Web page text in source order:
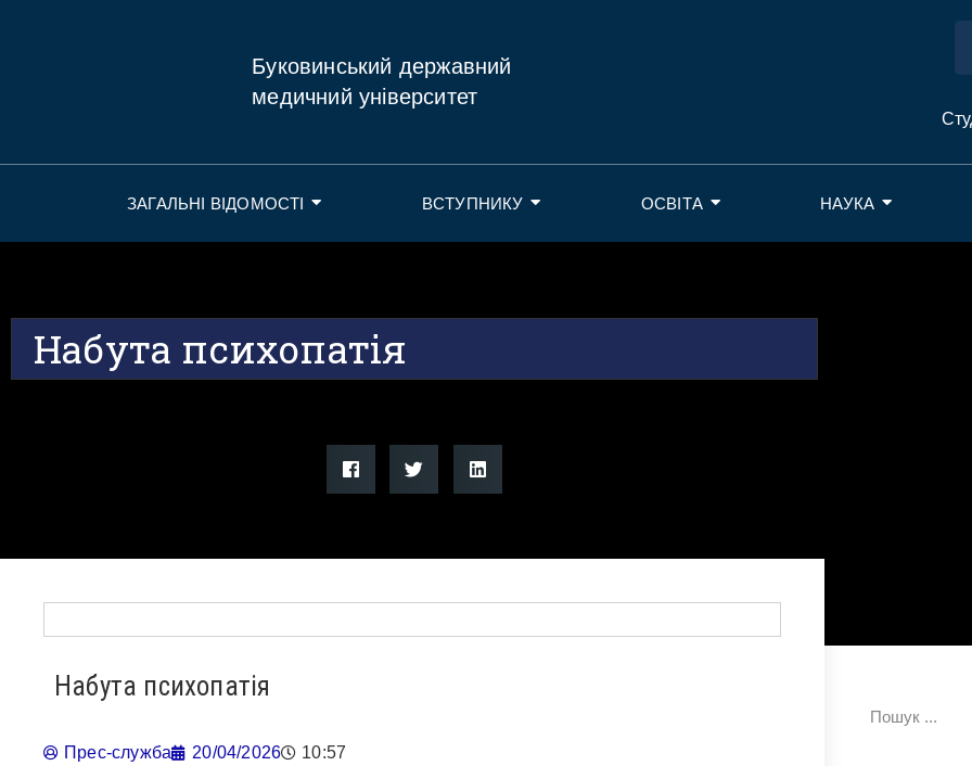
Буковинський державний
медичний університет
ЗАГАЛЬНІ ВІДОМОСТІ ВСТУПНИКУ ОСВІТА НАУКА
Набута психопатія
Набута психопатія
Прес-служба 20/04/2026 10:57